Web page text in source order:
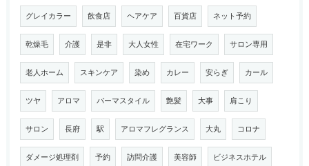
グレイカラー 飲食店 ヘアケア 百貨店 ネット予約
乾燥毛 介護 是非 大人女性 在宅ワーク サロン専用
老人ホーム スキンケア 染め カレー 安らぎ カール
ツヤ アロマ パーマスタイル 艶髪 大事 肩こり
サロン 長府 駅 アロマフレグランス 大丸 コロナ
ダメージ処理剤 予約 訪問介護 美容師 ビジネスホテル